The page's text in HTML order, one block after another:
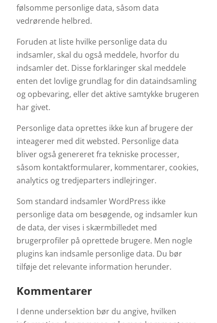
følsomme personlige data, såsom data
vedrørende helbred.
Foruden at liste hvilke personlige data du
indsamler, skal du også meddele, hvorfor du
indsamler det. Disse forklaringer skal meddele
enten det lovlige grundlag for din dataindsamling
og opbevaring, eller det aktive samtykke brugeren
har givet.
Personlige data oprettes ikke kun af brugere der
inteagerer med dit websted. Personlige data
bliver også genereret fra tekniske processer,
såsom kontaktformularer, kommentarer, cookies,
analytics og tredjeparters indlejringer.
Som standard indsamler WordPress ikke
personlige data om besøgende, og indsamler kun
de data, der vises i skærmbilledet med
brugerprofiler på oprettede brugere. Men nogle
plugins kan indsamle personlige data. Du bør
tilføje det relevante information herunder.
Kommentarer
I denne undersektion bør du angive, hvilken